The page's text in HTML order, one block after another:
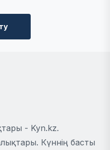
- Kyn.kz.
Күннің басты